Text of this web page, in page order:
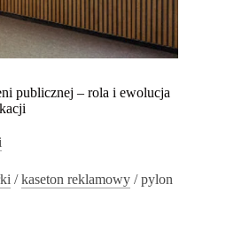
publicznej – rola i ewolucja
/kaseton reklamowy /pylon